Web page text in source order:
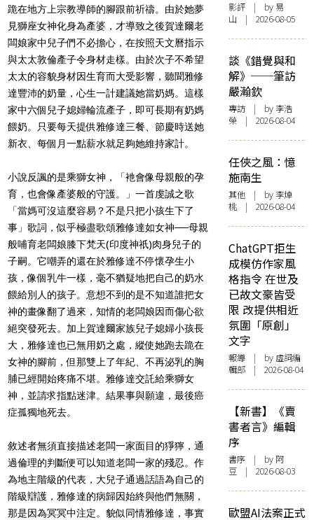
跪在地方上宗教導師的腳跟前祈禱。由於她夢
見獅座女神化身為產婆，才導致之後賀達爾老
闆娘家中兒子們不必擔心，在按照天文曆指示
與太太敦倫產子令身材走樣。由於次子不希望
太太的容貌身材因生育而大受影響，聽聞雅修
達豐沛的奶量，心生一計建議她當奶媽。這樣
家中六個兒子媳婦輪流產子，即可長期有奶媽
餵奶。只要每天提供雅修達三餐、節慶時送她
新衣、每個月一點薪水就足夠她維持家計。
小說反諷的是乘獅女神，「衪會像母親般的孕
育，也會像產婆般的守護。」一首虔誠之歌
「當媽可沒這麼容易？不是只把小孩生下了
事」歌詞，似乎極盡歌頌雅修達如女神──母親
般哺育老闆娘膝下梵天(印度神祇)肉身兒子的
子嗣。它嘲弄的還在於雅修達不停懷孕生小
孩，像個乳牛一樣，毫不猶疑地把自己的奶水
餵給別人的孩子。意想不到的是不知道誰把女
神的畫像翻了過來，知情的老闆娘因而傷心欲
絕突發死去。加上賀達爾家族兒子媳婦小孩長
大，雅修達也已無用奶之處，縱使她跑去跪在
女神的腳前，但那雙上了年紀、不再泌乳的胸
脯已經開始疼痛不堪。雅修達交託給乘獅女
神，並請求指點迷津。結果事與願違，最後癌
症孤獨地死去。
敘述者無須直接描述老闆一家面目的猙獰，通
過倫理的判斷便可以知道老闆一家的殘忍。作
為地主階級的代表，大兒子通過話語為自己的
階級辯護，雅修達的病歸因始終與他們無關，
那是因為冥冥中注定。貌似同情雅修達，事實
影評 | by 易
山 | 2026-08-05
談《錯覺與和
解》──筆訪
嚴瀚欽
專訪 | by 李浩
榮 | 2026-08-04
任俠之風：憶
施南生
其他 | by 李焯
桃 | 2026-08-04
ChatGPT拒生
成模仿作家風
格指令 在世及
已故文豪皆受
限 改提供相近
氛圍「原創」
文字
報導 | by 虛詞編
輯部 | 2026-08-04
【新書】《賣
書者言》編輯
序
書序 | by 阿
豆 | 2026-08-03
歐盟AI法案正式